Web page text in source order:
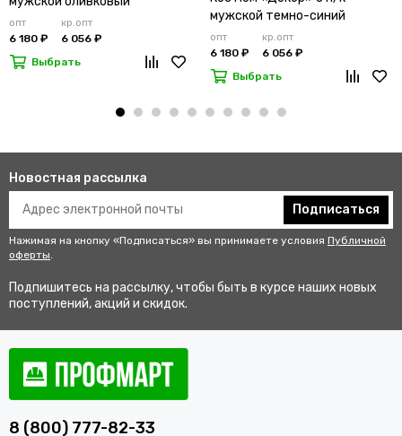
опт
6 180 ₽
кр.опт
6 056 ₽
Выбрать
мужской темно-синий
опт
6 180 ₽
кр.опт
6 056 ₽
Выбрать
Новостная рассылка
Подписаться
Нажимая на кнопку «Подписаться» вы принимаете условия Публичной
оферты.
Подпишитесь на рассылку, чтобы быть в курсе наших новых
поступлений, акций и скидок.
8 (800) 777-82-33